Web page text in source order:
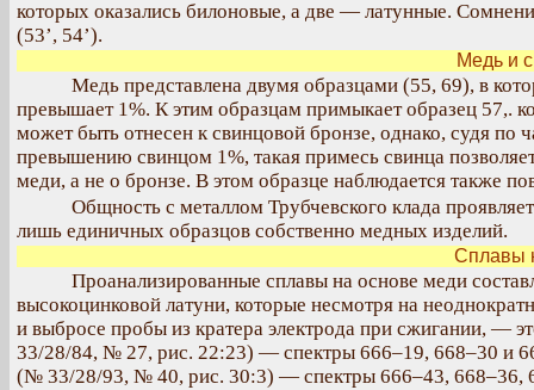
которых оказались билоновые, а две — латунные.
(53’, 54’).
Медь и
Медь представлена двумя образцами (55, 69), в
превышает 1%. К этим образцам примыкает образец 57,.
может быть отнесен к свинцовой бронзе, однако, судя по
превышению свинцом 1%, такая примесь свинца
меди, а не о бронзе. В этом образце наблюдается также
Общность с металлом Трубчевского клада
лишь единичных образцов собственно медных изделий.
Сплавы
Проанализированные сплавы на основе меди
высокоцинковой латуни, которые несмотря на
и выбросе пробы из кратера электрода при сжигании, —
33/28/84, № 27, рис. 22:23) — спектры 666–19, 668–30 и
(№ 33/28/93, № 40, рис. 30:3) — спектры 666–43, 668–36,